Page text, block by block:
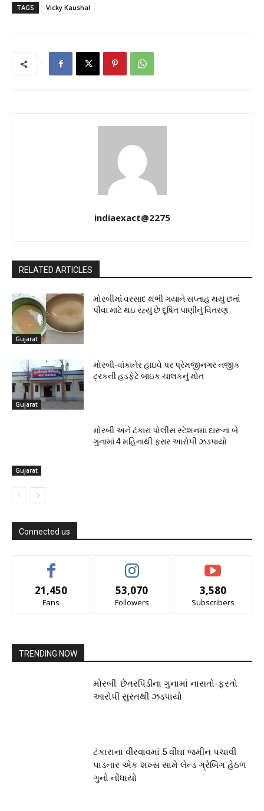
TAGS Vicky Kaushal
indiaexact@2275
RELATED ARTICLES
Gujarat
મોરબીમાં વરસાદ થંભી ગયાને સપ્તાહ થયું છતાં
પીવા માટે થઇ રહ્યું છે દૂષિત પાણીનું વિતરણ
Gujarat
મોરબી-વાંકાનેર હાઇવે પર પ્રેમજીનગર નજીક
ટ્રકની હડફેટે બાઇક ચાલકનું મોત
Gujarat
મોરબી અને ટંકારા પોલીસ સ્ટેશનમાં દારૂના બે
ગુનામાં 4 મહિનાથી ફરાર આરોપી ઝડપાયો
Connected us
21,450
Fans
53,070
Followers
3,580
Subscribers
TRENDING NOW
મોરબી: છેતરપિંડીના ગુનામાં નાસતો-ફરતો
આરોપી સુરતથી ઝડપાયો
ટંકારાના વીરવાવમાં 5 વીઘા જમીન પચાવી
પાડનાર એક શખ્સ સામે લેન્ડ ગ્રેબિંગ હેઠળ
ગુનો નોંધાયો